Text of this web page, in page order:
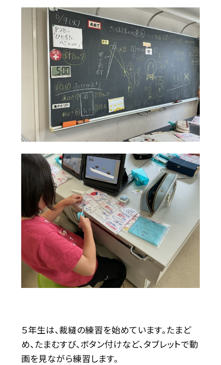
５年生は、裁縫の練習を始めています。たまど
め、たまむすび、ボタン付けなど、タブレットで動
画を見ながら練習します。